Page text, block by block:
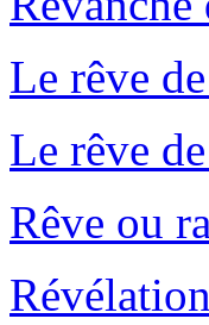
Le rêve
Le rêve
Rêve ou